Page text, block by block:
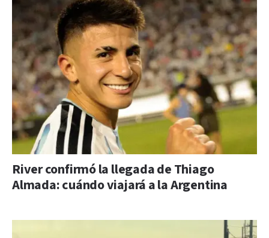
River confirmó la llegada de Thiago
Almada: cuándo viajará a la Argentina